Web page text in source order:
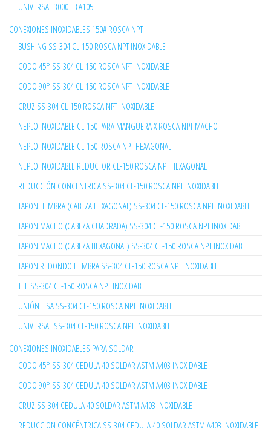
UNIVERSAL 3000 LB A105
CONEXIONES INOXIDABLES 150# ROSCA NPT
BUSHING SS-304 CL-150 ROSCA NPT INOXIDABLE
CODO 45° SS-304 CL-150 ROSCA NPT INOXIDABLE
CODO 90° SS-304 CL-150 ROSCA NPT INOXIDABLE
CRUZ SS-304 CL-150 ROSCA NPT INOXIDABLE
NEPLO INOXIDABLE CL-150 PARA MANGUERA X ROSCA NPT MACHO
NEPLO INOXIDABLE CL-150 ROSCA NPT HEXAGONAL
NEPLO INOXIDABLE REDUCTOR CL-150 ROSCA NPT HEXAGONAL
REDUCCIÓN CONCENTRICA SS-304 CL-150 ROSCA NPT INOXIDABLE
TAPON HEMBRA (CABEZA HEXAGONAL) SS-304 CL-150 ROSCA NPT INOXIDABLE
TAPON MACHO (CABEZA CUADRADA) SS-304 CL-150 ROSCA NPT INOXIDABLE
TAPON MACHO (CABEZA HEXAGONAL) SS-304 CL-150 ROSCA NPT INOXIDABLE
TAPON REDONDO HEMBRA SS-304 CL-150 ROSCA NPT INOXIDABLE
TEE SS-304 CL-150 ROSCA NPT INOXIDABLE
UNIÓN LISA SS-304 CL-150 ROSCA NPT INOXIDABLE
UNIVERSAL SS-304 CL-150 ROSCA NPT INOXIDABLE
CONEXIONES INOXIDABLES PARA SOLDAR
CODO 45° SS-304 CEDULA 40 SOLDAR ASTM A403 INOXIDABLE
CODO 90° SS-304 CEDULA 40 SOLDAR ASTM A403 INOXIDABLE
CRUZ SS-304 CEDULA 40 SOLDAR ASTM A403 INOXIDABLE
REDUCCION CONCÉNTRICA SS-304 CEDULA 40 SOLDAR ASTM A403 INOXIDABLE